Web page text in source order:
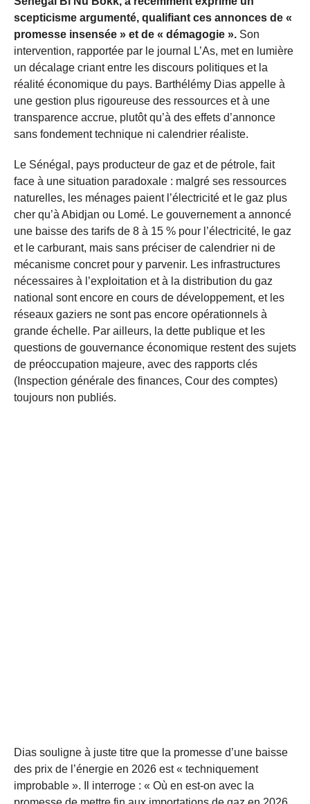
scepticisme argumenté, qualifiant ces annonces de «
promesse insensée » et de « démagogie ». Son
intervention, rapportée par le journal L’As, met en lumière
un décalage criant entre les discours politiques et la
réalité économique du pays. Barthélémy Dias appelle à
une gestion plus rigoureuse des ressources et à une
transparence accrue, plutôt qu’à des effets d’annonce
sans fondement technique ni calendrier réaliste.
Le Sénégal, pays producteur de gaz et de pétrole, fait
face à une situation paradoxale : malgré ses ressources
naturelles, les ménages paient l’électricité et le gaz plus
cher qu’à Abidjan ou Lomé. Le gouvernement a annoncé
une baisse des tarifs de 8 à 15 % pour l’électricité, le gaz
et le carburant, mais sans préciser de calendrier ni de
mécanisme concret pour y parvenir. Les infrastructures
nécessaires à l’exploitation et à la distribution du gaz
national sont encore en cours de développement, et les
réseaux gaziers ne sont pas encore opérationnels à
grande échelle. Par ailleurs, la dette publique et les
questions de gouvernance économique restent des sujets
de préoccupation majeure, avec des rapports clés
(Inspection générale des finances, Cour des comptes)
toujours non publiés.
Dias souligne à juste titre que la promesse d’une baisse
des prix de l’énergie en 2026 est « techniquement
improbable ». Il interroge : « Où en est-on avec la